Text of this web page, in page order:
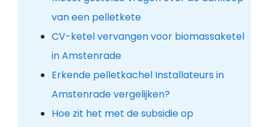
van een pelletkete
CV-ketel vervangen voor biomassaketel
in Amstenrade
Erkende pelletkachel Installateurs in
Amstenrade vergelijken?
Hoe zit het met de subsidie op